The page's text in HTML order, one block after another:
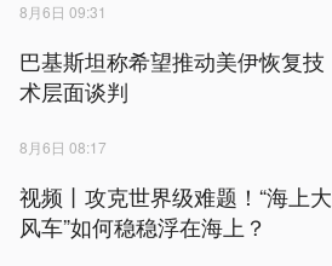
8月6日 09:31
巴基斯坦称希望推动美伊恢复技
术层面谈判
8月6日 08:17
视频丨攻克世界级难题！“海上大
风车”如何稳稳浮在海上？